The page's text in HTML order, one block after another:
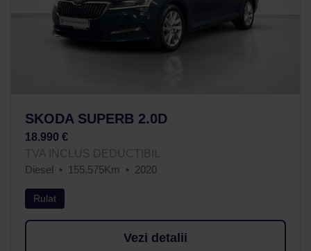
SKODA SUPERB 2.0D
18.990 €
TVA INCLUS DEDUCTIBIL
Diesel
155.575Km 2020
Rulat
Vezi detalii